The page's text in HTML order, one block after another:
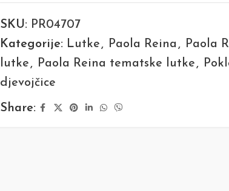
SKU: PR04707
Kategorije: Lutke , Paola Reina , Paola
lutke , Paola Reina tematske lutke ,
djevojčice
Share: